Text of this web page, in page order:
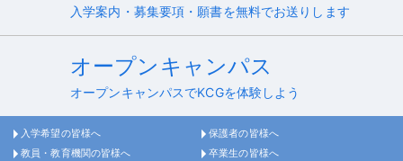
入学案内・募集要項・願書を無料でお送りします
オープンキャンパス
オープンキャンパスでKCGを体験しよう
入学希望の皆様へ
保護者の皆様へ
教員・教育機関の皆様へ
卒業生の皆様へ